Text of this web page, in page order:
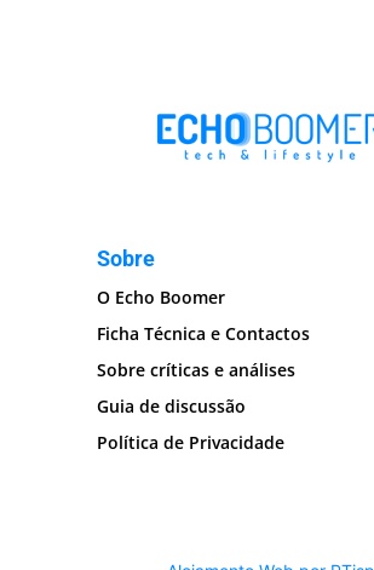
Sobre
O Echo Boomer
Ficha Técnica e Contactos
Sobre críticas e análises
Guia de discussão
Política de Privacidade